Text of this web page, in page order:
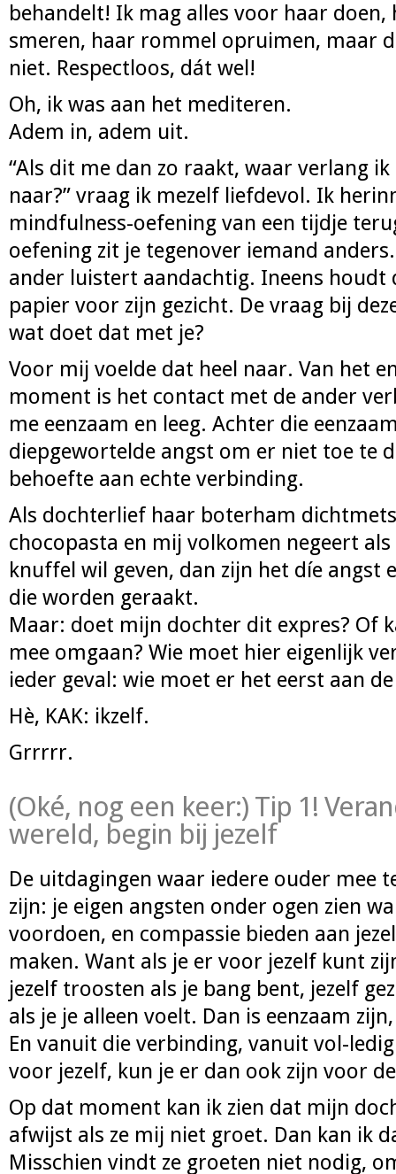
behandelt! Ik mag alles voor haar
smeren, haar rommel opruimen, maar
niet. Respectloos, dát wel!
Oh, ik was aan het mediteren.
Adem in, adem uit.
“Als dit me dan zo raakt, waar verlang
naar?” vraag ik mezelf liefdevol. Ik
mindfulness-oefening van een tijdje
oefening zit je tegenover iemand
ander luistert aandachtig. Ineens houdt
papier voor zijn gezicht. De vraag bij
wat doet dat met je?
Voor mij voelde dat heel naar. Van het
moment is het contact met de ander
me eenzaam en leeg. Achter die
diepgewortelde angst om er niet toe te
behoefte aan echte verbinding.
Als dochterlief haar boterham
chocopasta en mij volkomen negeert
knuffel wil geven, dan zijn het díe angst
die worden geraakt.
Maar: doet mijn dochter dit expres? Of
mee omgaan? Wie moet hier eigenlijk
ieder geval: wie moet er het eerst aan
Hè, KAK: ikzelf.
Grrrrr.
(Oké, nog een keer:) Tip 1!
wereld, begin bij jezelf
De uitdagingen waar iedere ouder mee
zijn: je eigen angsten onder ogen zien
voordoen, en compassie bieden aan
maken. Want als je er voor jezelf kunt
jezelf troosten als je bang bent, jezelf
als je je alleen voelt. Dan is eenzaam
En vanuit die verbinding, vanuit vol-
voor jezelf, kun je er dan ook zijn voor
Op dat moment kan ik zien dat mijn
afwijst als ze mij niet groet. Dan kan ik
Misschien vindt ze groeten niet nodig,